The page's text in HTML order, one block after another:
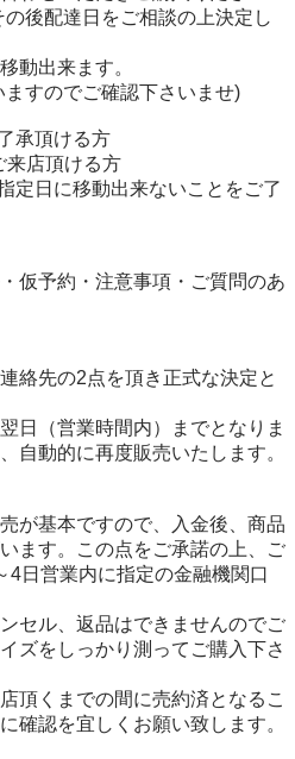
後配達日をご相談の上決定し
動出来ます。
すのでご確認下さいませ)
承頂ける方
来店頂ける方
定日に移動出来ないことをご了
仮予約・注意事項・ご質問のあ
絡先の2点を頂き正式な決定と
日（営業時間内）までとなりま
自動的に再度販売いたします。
が基本ですので、入金後、商品
ます。この点をご承諾の上、ご
4日営業内に指定の金融機関口
セル、返品はできませんのでご
ズをしっかり測ってご購入下さ
頂くまでの間に売約済となるこ
確認を宜しくお願い致します。